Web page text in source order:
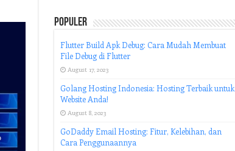
Populer
Flutter Build Apk Debug: Cara Mudah Membuat
File Debug di Flutter
August 17, 2023
Golang Hosting Indonesia: Hosting Terbaik untuk
Website Anda!
August 8, 2023
GoDaddy Email Hosting: Fitur, Kelebihan, dan
Cara Penggunaannya